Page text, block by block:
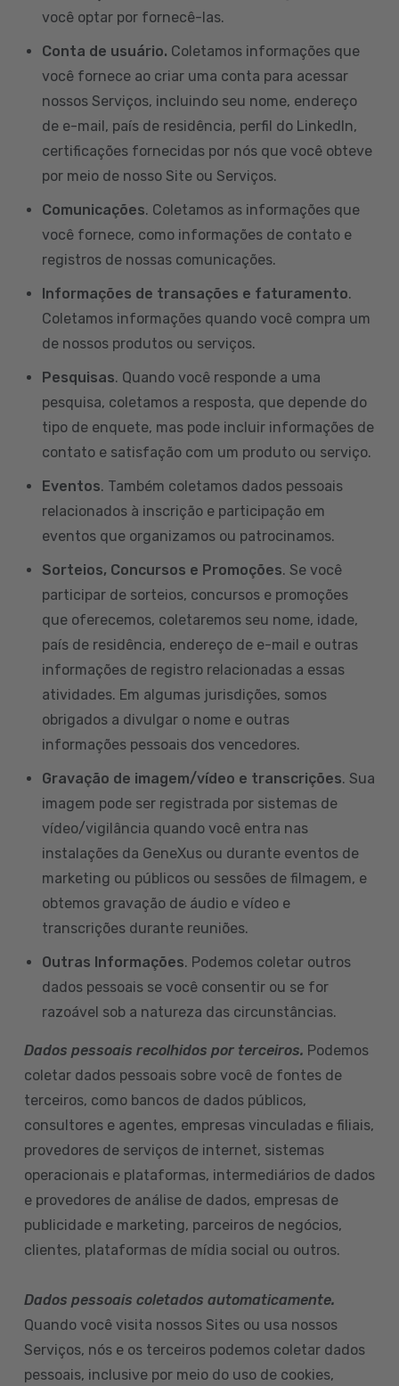
você optar por fornecê-las.
Conta de usuário. Coletamos informações que
você fornece ao criar uma conta para acessar
nossos Serviços, incluindo seu nome, endereço
de e-mail, país de residência, perfil do LinkedIn,
certificações fornecidas por nós que você obteve
por meio de nosso Site ou Serviços.
Comunicações. Coletamos as informações que
você fornece, como informações de contato e
registros de nossas comunicações.
Informações de transações e faturamento.
Coletamos informações quando você compra um
de nossos produtos ou serviços.
Pesquisas. Quando você responde a uma
pesquisa, coletamos a resposta, que depende do
tipo de enquete, mas pode incluir informações de
contato e satisfação com um produto ou serviço.
Eventos. Também coletamos dados pessoais
relacionados à inscrição e participação em
eventos que organizamos ou patrocinamos.
Sorteios, Concursos e Promoções. Se você
participar de sorteios, concursos e promoções
que oferecemos, coletaremos seu nome, idade,
país de residência, endereço de e-mail e outras
informações de registro relacionadas a essas
atividades. Em algumas jurisdições, somos
obrigados a divulgar o nome e outras
informações pessoais dos vencedores.
Gravação de imagem/vídeo e transcrições. Sua
imagem pode ser registrada por sistemas de
vídeo/vigilância quando você entra nas
instalações da GeneXus ou durante eventos de
marketing ou públicos ou sessões de filmagem, e
obtemos gravação de áudio e vídeo e
transcrições durante reuniões.
Outras Informações. Podemos coletar outros
dados pessoais se você consentir ou se for
razoável sob a natureza das circunstâncias.
Dados pessoais recolhidos por terceiros. Podemos
coletar dados pessoais sobre você de fontes de
terceiros, como bancos de dados públicos,
consultores e agentes, empresas vinculadas e filiais,
provedores de serviços de internet, sistemas
operacionais e plataformas, intermediários de dados
e provedores de análise de dados, empresas de
publicidade e marketing, parceiros de negócios,
clientes, plataformas de mídia social ou outros.
Dados pessoais coletados automaticamente.
Quando você visita nossos Sites ou usa nossos
Serviços, nós e os terceiros podemos coletar dados
pessoais, inclusive por meio do uso de cookies,